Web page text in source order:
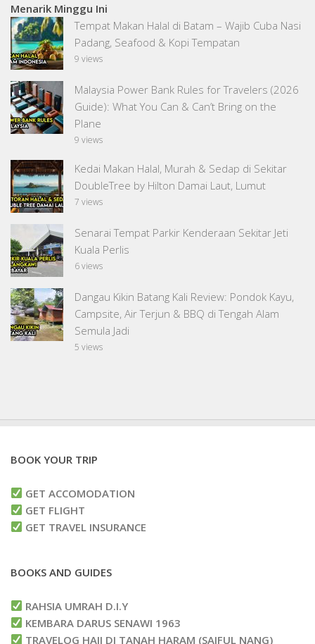
Menarik Minggu Ini
Tempat Makan Halal di Batam – Wajib Cuba Nasi
Padang, Seafood & Kopi Tempatan
9 views
Malaysia Power Bank Rules for Travelers (2026
Guide): What You Can & Can’t Bring on the
Plane
9 views
Kedai Makan Halal, Murah & Sedap di Sekitar
DoubleTree by Hilton Damai Laut, Lumut
7 views
Senarai Tempat Parkir Kenderaan Sekitar Jeti
Kuala Perlis
6 views
Dangau Kikin Batang Kali Review: Pondok Kayu,
Campsite, Air Terjun & BBQ di Tengah Alam
Semula Jadi
5 views
BOOK YOUR TRIP
GET ACCOMODATION
GET FLIGHT
GET TRAVEL INSURANCE
BOOKS AND GUIDES
RAHSIA UMRAH D.I.Y
KEMBARA DARUS SENAWI 1963
TRAVELOG HAJI DI TANAH HARAM (SAIFUL NANG)